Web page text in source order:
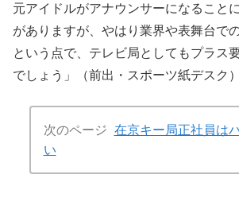
元アイドルがアナウンサーになること
がありますが、やはり業界や表舞台で
という点で、テレビ局としてもプラス
でしょう」（前出・スポーツ紙デスク）
次のページ 在京キー局正社員は
い